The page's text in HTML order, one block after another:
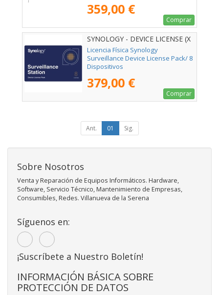
359,00 €
Comprar
SYNOLOGY - DEVICE LICENSE (X
8)
Licencia Física Synology
Surveillance Device License Pack/ 8
Dispositivos
379,00 €
Comprar
Ant. 01 Sig.
Sobre Nosotros
Venta y Reparación de Equipos Informáticos. Hardware,
Software, Servicio Técnico, Mantenimiento de Empresas,
Consumibles, Redes. Villanueva de la Serena
Síguenos en:
¡Suscríbete a Nuestro Boletín!
INFORMACIÓN BÁSICA SOBRE
PROTECCIÓN DE DATOS